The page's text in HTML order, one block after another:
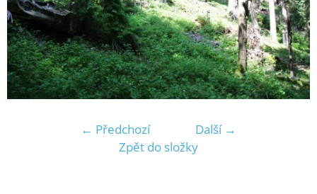
← Předchozí
Další →
Zpět do složky